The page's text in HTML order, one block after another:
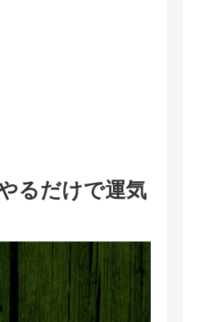
るだけで運気